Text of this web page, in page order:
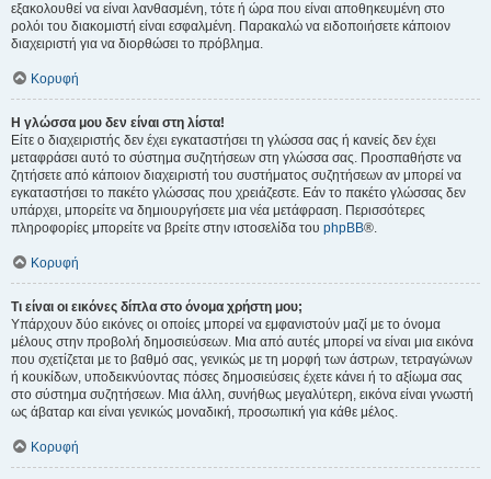
εξακολουθεί να είναι λανθασμένη, τότε ή ώρα που είναι αποθηκευμένη στο
ρολόι του διακομιστή είναι εσφαλμένη. Παρακαλώ να ειδοποιήσετε κάποιον
διαχειριστή για να διορθώσει το πρόβλημα.
Κορυφή
Η γλώσσα μου δεν είναι στη λίστα!
Είτε ο διαχειριστής δεν έχει εγκαταστήσει τη γλώσσα σας ή κανείς δεν έχει
μεταφράσει αυτό το σύστημα συζητήσεων στη γλώσσα σας. Προσπαθήστε να
ζητήσετε από κάποιον διαχειριστή του συστήματος συζητήσεων αν μπορεί να
εγκαταστήσει το πακέτο γλώσσας που χρειάζεστε. Εάν το πακέτο γλώσσας δεν
υπάρχει, μπορείτε να δημιουργήσετε μια νέα μετάφραση. Περισσότερες
πληροφορίες μπορείτε να βρείτε στην ιστοσελίδα του phpBB®.
Κορυφή
Τι είναι οι εικόνες δίπλα στο όνομα χρήστη μου;
Υπάρχουν δύο εικόνες οι οποίες μπορεί να εμφανιστούν μαζί με το όνομα
μέλους στην προβολή δημοσιεύσεων. Μια από αυτές μπορεί να είναι μια εικόνα
που σχετίζεται με το βαθμό σας, γενικώς με τη μορφή των άστρων, τετραγώνων
ή κουκίδων, υποδεικνύοντας πόσες δημοσιεύσεις έχετε κάνει ή το αξίωμα σας
στο σύστημα συζητήσεων. Μια άλλη, συνήθως μεγαλύτερη, εικόνα είναι γνωστή
ως άβαταρ και είναι γενικώς μοναδική, προσωπική για κάθε μέλος.
Κορυφή